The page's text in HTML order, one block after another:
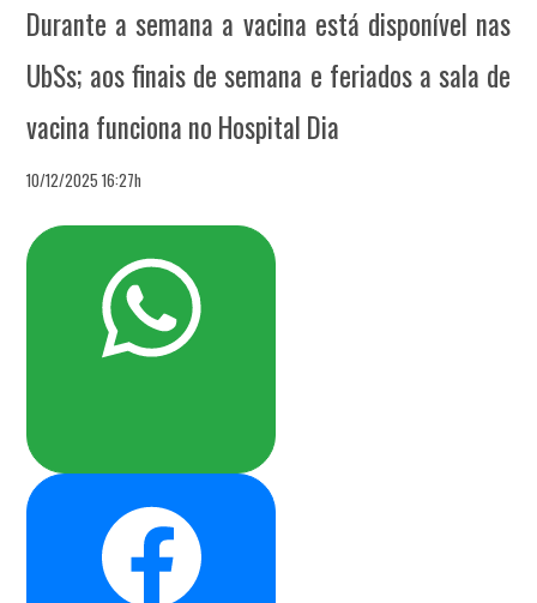
Durante a semana a vacina está disponível nas
UbSs; aos finais de semana e feriados a sala de
vacina funciona no Hospital Dia
10/12/2025 16:27h